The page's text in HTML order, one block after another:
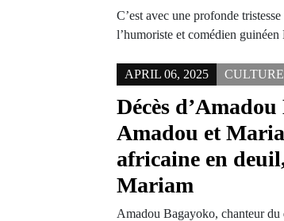
C’est avec une profonde
l’humoriste et comédien
APRIL 06, 2025 CULTURE
Décès
Amadou et
africaine en
Mariam
Amadou Bagayoko, chanteur